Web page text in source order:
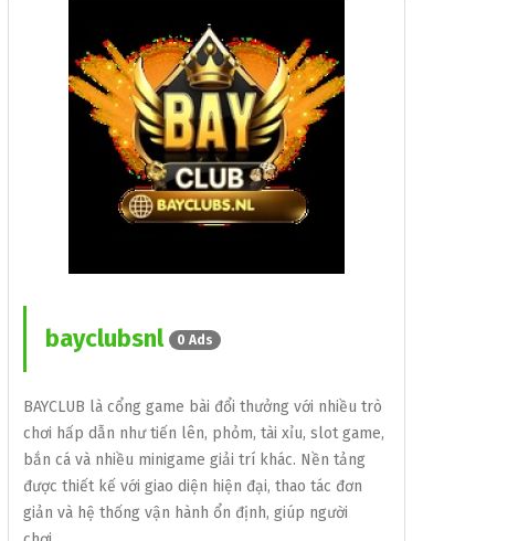
bayclubsnl 0 Ads
BAYCLUB là cổng game bài đổi thưởng với nhiều trò
chơi hấp dẫn như tiến lên, phỏm, tài xỉu, slot game,
bắn cá và nhiều minigame giải trí khác. Nền tảng
được thiết kế với giao diện hiện đại, thao tác đơn
giản và hệ thống vận hành ổn định, giúp người